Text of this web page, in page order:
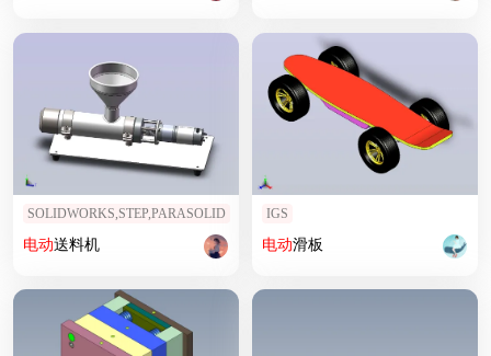
SOLIDWORKS,STEP,PARASOLID
电动送料机
IGS
电动滑板